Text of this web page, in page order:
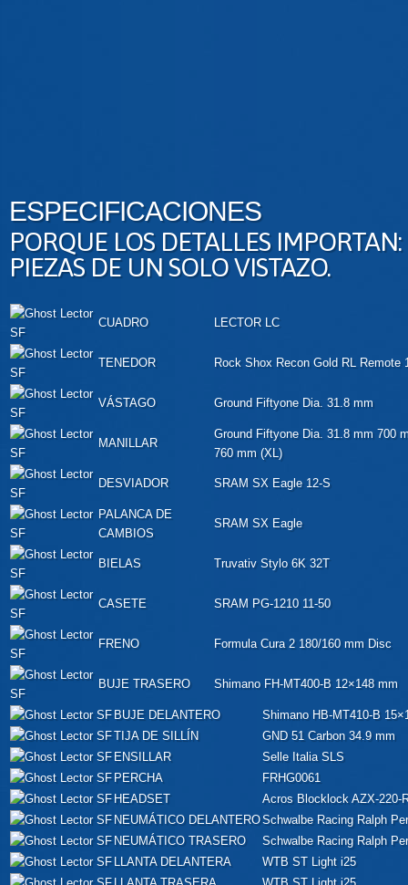
ESPECIFICACIONES
PORQUE LOS DETALLES
PIEZAS DE UN SOLO VISTAZO.
CUADRO LECTOR LC
TENEDOR Rock Shox Recon Gold RL Remote
VÁSTAGO Ground Fiftyone Dia. 31.8 mm
MANILLAR
Ground Fiftyone Dia. 31.8 mm 700
760 mm (XL)
DESVIADOR SRAM SX Eagle 12-S
PALANCA DE
CAMBIOS
SRAM SX Eagle
BIELAS Truvativ Stylo 6K 32T
CASETE SRAM PG-1210 11-50
FRENO Formula Cura 2 180/160 mm Disc
BUJE TRASERO Shimano FH-MT400-B 12×148 mm
BUJE DELANTERO
Shimano HB-MT410-B
TIJA DE SILLÍN
GND 51 Carbon 34.9 mm
ENSILLAR
Selle Italia SLS
PERCHA
FRHG0061
HEADSET
Acros Blocklock AZX-220-
NEUMÁTICO DELANTEROSchwalbe Racing Ralph
NEUMÁTICO TRASERO
Schwalbe Racing Ralph
LLANTA DELANTERA
WTB ST Light i25